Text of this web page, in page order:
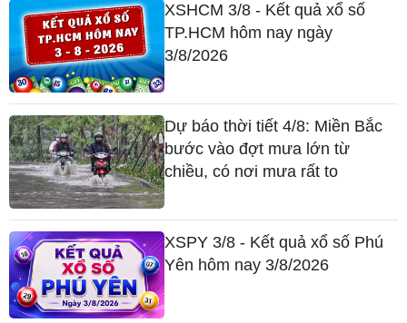
XSHCM 3/8 - Kết quả xổ số
TP.HCM hôm nay ngày
3/8/2026
Dự báo thời tiết 4/8: Miền Bắc
bước vào đợt mưa lớn từ
chiều, có nơi mưa rất to
XSPY 3/8 - Kết quả xổ số Phú
Yên hôm nay 3/8/2026